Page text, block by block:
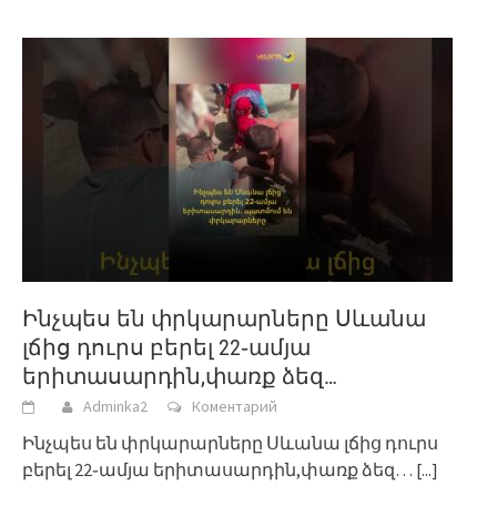
Ինչպես են փրկարարները Սևանա
լճից դուրս բերել 22֊ամյա
երիտասարդին,փառք ձեզ…
Adminka2 Коментарий
Ինչպես են փրկարարները Սևանա լճից դուրս
բերել 22֊ամյա երիտասարդին,փառք ձեզ… [...]